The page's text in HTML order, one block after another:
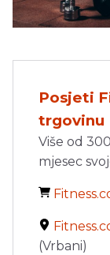
Posjeti
trgovinu
Više od
mjesec
(Vrbani)